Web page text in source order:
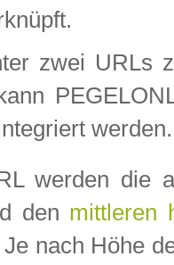
zwei URLs
werden.
werden die
den mittleren
nach Höhe